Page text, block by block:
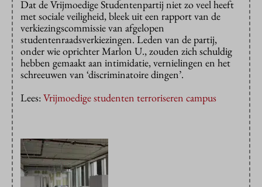
Dat de Vrijmoedige Studentenpartij niet zo veel heeft
met sociale veiligheid, bleek uit een rapport van de
verkiezingscommissie van afgelopen
studentenraadsverkiezingen. Leden van de partij,
onder wie oprichter Marlon U., zouden zich schuldig
hebben gemaakt aan intimidatie, vernielingen en het
schreeuwen van ‘discriminatoire dingen’.
Lees:Vrijmoedige studenten terroriseren campus